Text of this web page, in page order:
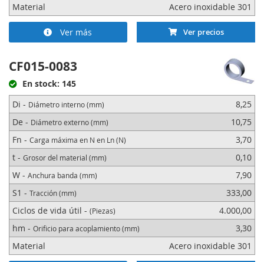
Material
Acero inoxidable 301
Ver más Ver precios
CF015-0083
En stock: 145
Di - Diámetro interno (mm)
8,25
De - Diámetro externo (mm)
10,75
Fn - Carga máxima en N en Ln (N)
3,70
t - Grosor del material (mm)
0,10
W - Anchura banda (mm)
7,90
S1 - Tracción (mm)
333,00
Ciclos de vida útil - (Piezas)
4.000,00
hm - Orificio para acoplamiento (mm)
3,30
Material
Acero inoxidable 301